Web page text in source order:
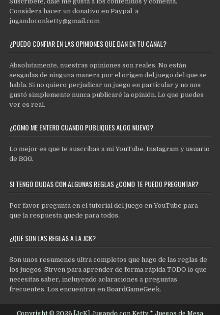
Considera hacer un donativo en Paypal a
jugandoconketty@gmail.com
¿PUEDO CONFIAR EN LAS OPINIONES QUE DAN EN TU CANAL?
Absolutamente, nuestras opiniones son reales. No están
sesgadas de ninguna manera por el origen del juego del que se
habla. Si no quiero perjudicar un juego en particular y no nos
gustó simplemente nunca publicaré la opinión. Lo que puedes
ver es real.
¿CÓMO ME ENTERO CUANDO PUBLIQUES ALGO NUEVO?
Lo mejor es que te suscribas a miYouTube,Instagram y usuario
de BGG.
SI TENGO DUDAS CON ALGUNAS REGLAS ¿CÓMO TE PUEDO PREGUNTAR?
Por favor pregunta en el tutorial del juego en YouTube para
que la respuesta quede para todos.
¿QUÉ SON LAS REGLAS A LA JCK?
Son unos resumenes ultra completos que hago de las reglas de
los juegos. Sirven para aprender de forma rápida TODO lo que
necesitas saber, incluyendo aclaraciones a preguntas
frecuentes. Los encuentras enBoardGameGeek.
Copyright © 2026 [JcK] Jugando con Ketty * Juegos de Mesa